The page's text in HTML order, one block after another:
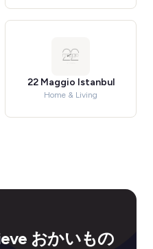
22 Maggio Istanbul
Home & Living
おかいもの